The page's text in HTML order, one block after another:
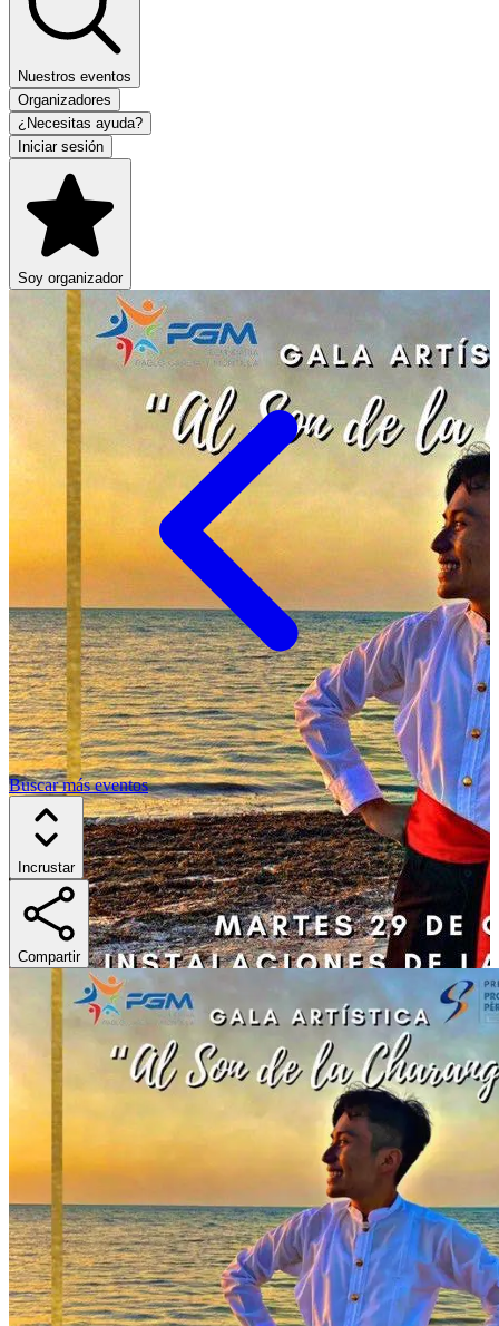
Nuestros eventos
Organizadores
¿Necesitas ayuda?
Iniciar sesión
Soy organizador
Buscar más eventos
Incrustar
Compartir